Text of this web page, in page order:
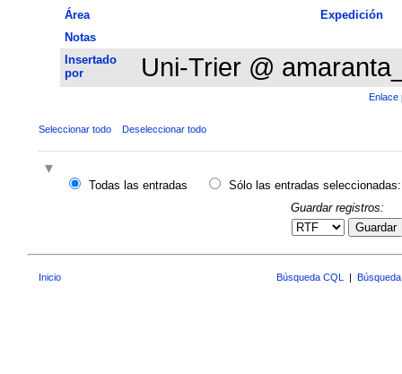
Área
Expedición
Notas
Insertado
por
Uni-Trier @
Enlace
Seleccionar todo Deseleccionar todo
Todas las entradas
Sólo las entradas seleccionadas:
Guardar registros:
Guardar
Inicio Búsqueda CQL